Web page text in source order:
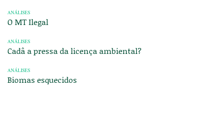
ANÁLISES
O MT Ilegal
ANÁLISES
Cadâ a pressa da licença ambiental?
ANÁLISES
Biomas esquecidos